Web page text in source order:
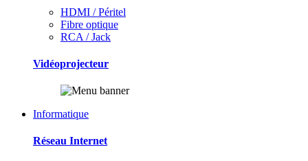
HDMI / Péritel
Fibre optique
RCA / Jack
Vidéoprojecteur
Informatique
Réseau Internet